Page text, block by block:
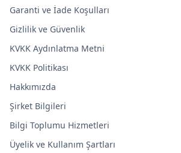
Garanti ve İade Koşulları
Gizlilik ve Güvenlik
KVKK Aydınlatma Metni
KVKK Politikası
Hakkımızda
Şirket Bilgileri
Bilgi Toplumu Hizmetleri
Üyelik ve Kullanım Şartları